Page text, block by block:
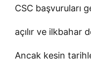
CSC başvuruları
açılır ve ilkbahar
Ancak kesin